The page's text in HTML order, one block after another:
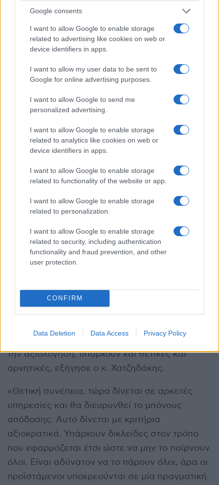
Google consents
I want to allow Google to enable storage
related to advertising like cookies on web or
device identifiers in apps.
I want to allow my user data to be sent to
Google for online advertising purposes.
I want to allow Google to send me
personalized advertising.
I want to allow Google to enable storage
related to analytics like cookies on web or
device identifiers in apps.
I want to allow Google to enable storage
related to functionality of the website or app.
I want to allow Google to enable storage
related to personalization.
I want to allow Google to enable storage
related to security, including authentication
functionality and fraud prevention, and other
user protection.
CONFIRM
Data Deletion Data Access Privacy Policy
Ως προς το ποιες συνέπειες παράγονται από
την αξιολόγηση, υπάρχουν και θετικές και
αρνητικές, εξήγησε ο κ. Χατζηδάκης.
«Θετική συνέπεια, τώρα δίνεται σε αρκετές
υπηρεσίες και θα διευρυνθεί το μπόνους
απόδοσης. Αυτό δίνεται με κριτήρια
αξιοκρατικά. Υπάρχουν δικλείδες στον τρόπο
που εφαρμόζεται έτσι ώστε να μην το παίρνουν
όλοι. Είναι αδύνατον να το πάρουν όλοι, άρα οι
προϊστάμενοι υποχρεούνται σε μία πραγματική